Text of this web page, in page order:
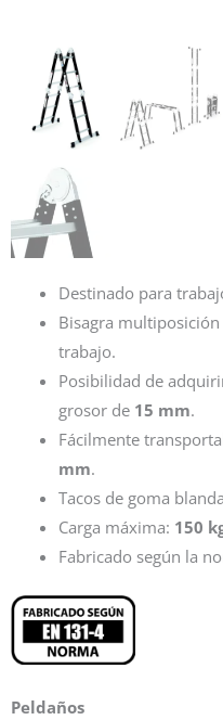
Destinado para
Bisagra
trabajo.
Posibilidad de
grosor de 15 mm.
Fácilmente
mm.
Tacos de goma
Carga máxima: 150
Fabricado según la
Peldaños
Escalera